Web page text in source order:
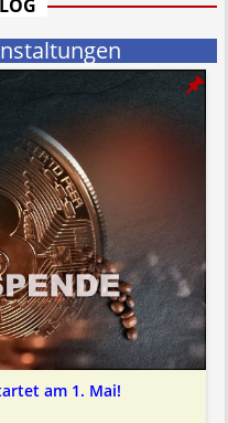
am 1. Mai!